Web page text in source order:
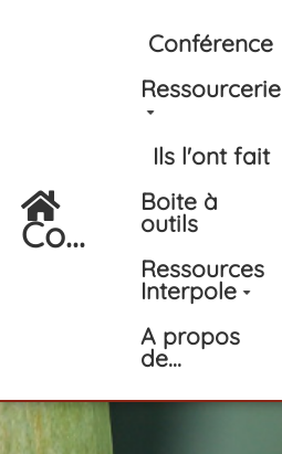
Aller au contenu principal
Co...
Conférence
Ressourcerie
Ils l'ont fait
Boite à
outils
Ressources
Interpole
A propos
de...